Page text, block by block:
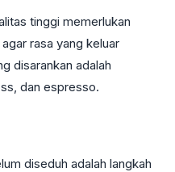
tinggi memerlukan
rasa yang keluar
disarankan adalah
dan espresso.
diseduh adalah langkah